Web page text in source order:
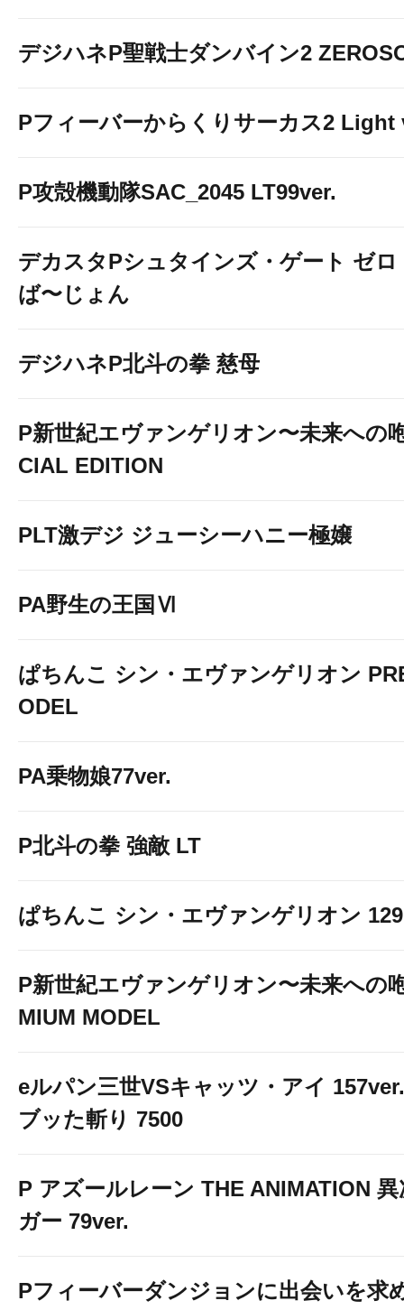
デジハネP聖戦士ダンバイン2
Pフィーバーからくりサーカス2 Light
P攻殻機動隊SAC_2045 LT99ver.
デカスタPシュタインズ・ゲート ゼ
ば〜じょん
デジハネP北斗の拳 慈母
P新世紀エヴァンゲリオン〜未来への
CIAL EDITION
PLT激デジ ジューシーハニー極嬢
PA野生の王国Ⅵ
ぱちんこ シン・エヴァンゲリオン
ODEL
PA乗物娘77ver.
P北斗の拳 強敵 LT
ぱちんこ シン・エヴァンゲリオン
P新世紀エヴァンゲリオン〜未来への
MIUM MODEL
eルパン三世VSキャッツ・アイ
ブッた斬り 7500
P アズールレーン THE ANIMATION
ガー 79ver.
Pフィーバーダンジョンに出会いを求